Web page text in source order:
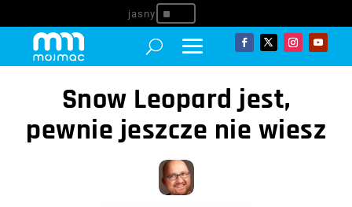
^
Snow Leopard jest,
pewnie jeszcze nie wiesz